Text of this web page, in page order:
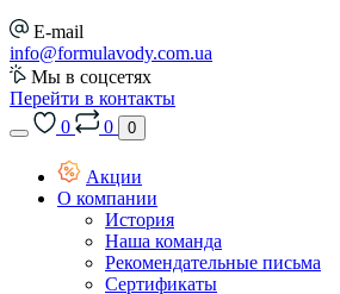
E-mail
info@formulavody.com.ua
Мы в соцсетях
Перейти в контакты
0
0 0
Акции
О компании
История
Наша команда
Рекомендательные письма
Сертификаты